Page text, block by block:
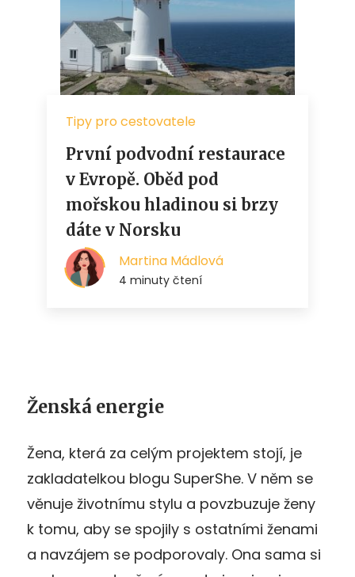
Ženská energie
Žena, která za celým projektem stojí, je
zakladatelkou blogu SuperShe. V něm se
věnuje životnímu stylu a povzbuzuje ženy
k tomu, aby se spojily s ostatními ženami
a navzájem se podporovaly. Ona sama si